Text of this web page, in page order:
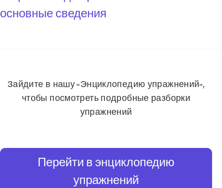
основные сведения
Зайдите в нашу «Энциклопедию упражнений»,
чтобы посмотреть подробные разборки
упражнений
Перейти в энциклопедию
упражнений